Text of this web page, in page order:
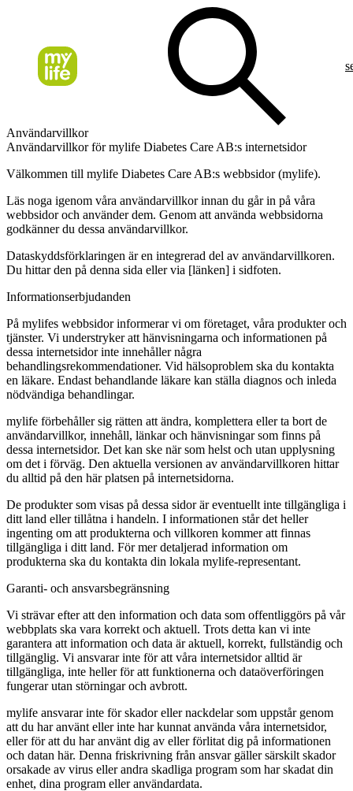
Användarvillkor
Användarvillkor för mylife Diabetes Care AB:s internetsidor
Välkommen till mylife Diabetes Care AB:s webbsidor (mylife).
Läs noga igenom våra användarvillkor innan du går in på våra
webbsidor och använder dem. Genom att använda webbsidorna
godkänner du dessa användarvillkor.
Dataskyddsförklaringen är en integrerad del av användarvillkoren.
Du hittar den på denna sida eller via [länken] i sidfoten.
Informationserbjudanden
På mylifes webbsidor informerar vi om företaget, våra produkter och
tjänster. Vi understryker att hänvisningarna och informationen på
dessa internetsidor inte innehåller några
behandlingsrekommendationer. Vid hälsoproblem ska du kontakta
en läkare. Endast behandlande läkare kan ställa diagnos och inleda
nödvändiga behandlingar.
mylife förbehåller sig rätten att ändra, komplettera eller ta bort de
användarvillkor, innehåll, länkar och hänvisningar som finns på
dessa internetsidor. Det kan ske när som helst och utan upplysning
om det i förväg. Den aktuella versionen av användarvillkoren hittar
du alltid på den här platsen på internetsidorna.
De produkter som visas på dessa sidor är eventuellt inte tillgängliga i
ditt land eller tillåtna i handeln. I informationen står det heller
ingenting om att produkterna och villkoren kommer att finnas
tillgängliga i ditt land. För mer detaljerad information om
produkterna ska du kontakta din lokala mylife-representant.
Garanti- och ansvarsbegränsning
Vi strävar efter att den information och data som offentliggörs på vår
webbplats ska vara korrekt och aktuell. Trots detta kan vi inte
garantera att information och data är aktuell, korrekt, fullständig och
tillgänglig. Vi ansvarar inte för att våra internetsidor alltid är
tillgängliga, inte heller för att funktionerna och dataöverföringen
fungerar utan störningar och avbrott.
mylife ansvarar inte för skador eller nackdelar som uppstår genom
att du har använt eller inte har kunnat använda våra internetsidor,
eller för att du har använt dig av eller förlitat dig på informationen
och datan här. Denna friskrivning från ansvar gäller särskilt skador
orsakade av virus eller andra skadliga program som har skadat din
enhet, dina program eller användardata.